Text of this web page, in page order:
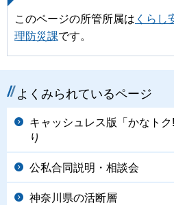
このページの所管所属は くらし
理防災課です。
よくみられているページ
キャッシュレス版「かなト
り
公私合同説明・相談会
神奈川県の活断層